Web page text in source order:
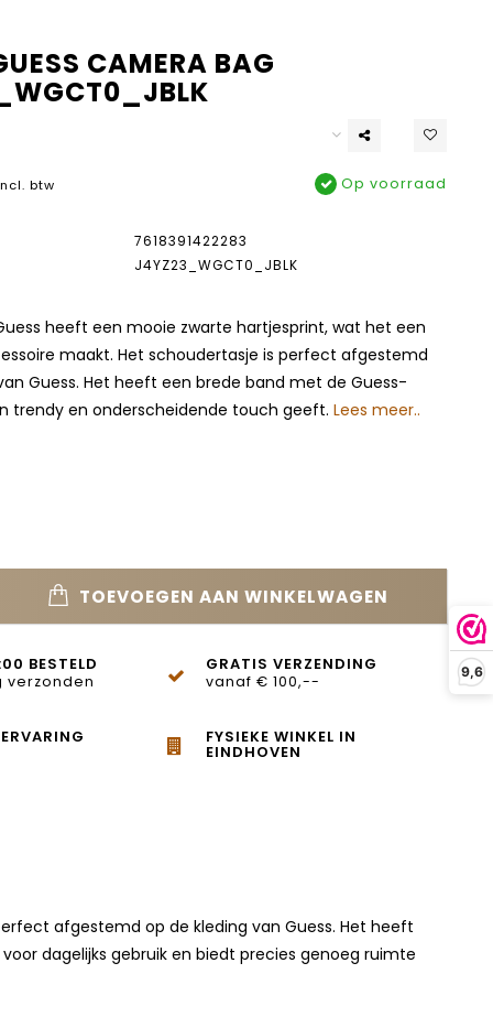
9,6
CAMERA BAG
btw Op voorraad
7618391422283
J4YZ23_WGCT0_JBLK
heeft een mooie zwarte hartjesprint, wat het een
maakt. Het schoudertasje is perfect afgestemd
Guess. Het heeft een brede band met de Guess-
trendy en onderscheidende touch geeft. Lees meer..
TOEVOEGEN AAN WINKELWAGEN
BESTELD
verzonden
GRATIS VERZENDING
vanaf € 100,--
FYSIEKE WINKEL IN
EINDHOVEN
afgestemd op de kleding van Guess. Het heeft
dagelijks gebruik en biedt precies genoeg ruimte